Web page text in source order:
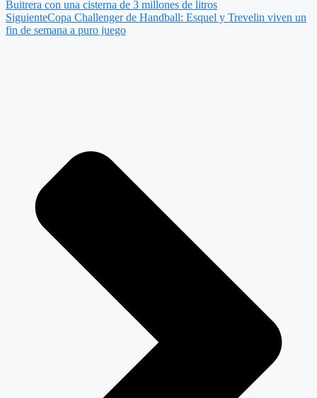
Buitrera con una cisterna de 3 millones de litros
SiguienteCopa Challenger de Handball: Esquel y Trevelin viven un
fin de semana a puro juego